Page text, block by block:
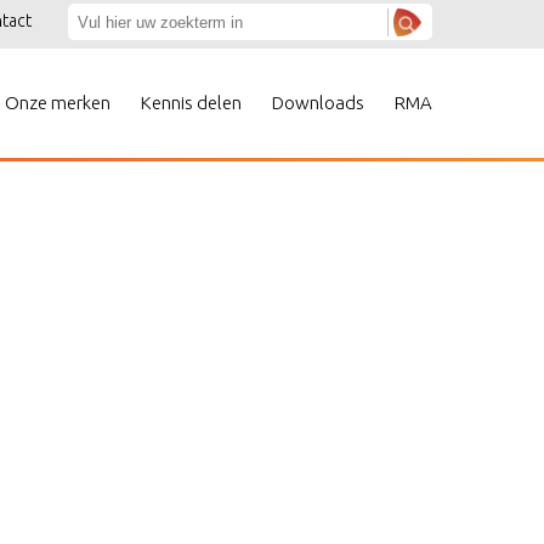
Onze merken Kennis delen Downloads RMA